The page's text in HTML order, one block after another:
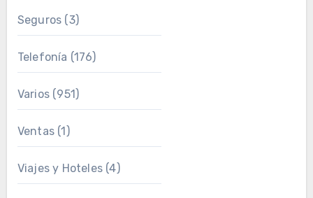
Seguros (3)
Telefonía (176)
Varios(951)
Ventas(1)
Viajes y Hoteles(4)